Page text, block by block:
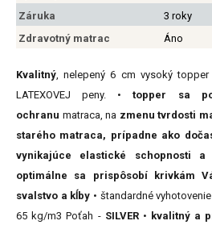
Záruka
3 roky
Zdravotný matrac
Áno
Kvalitný , nelepený 6 cm vysoký
LATEXOVEJ peny. •topper sa
ochranu matraca, na zmenu tvrdosti
starého matraca, prípadne ako
vynikajúce elastické schopnosti
optimálne sa prispôsobí krivkám
svalstvo a kĺby • štandardné
65 kg/m3 Poťah - SILVER• kvalitný a